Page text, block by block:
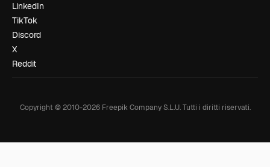
LinkedIn
TikTok
Discord
X
Reddit
Copyright © 2010-2026Freepik Company S.L.U. Tutti i diritti riservati.